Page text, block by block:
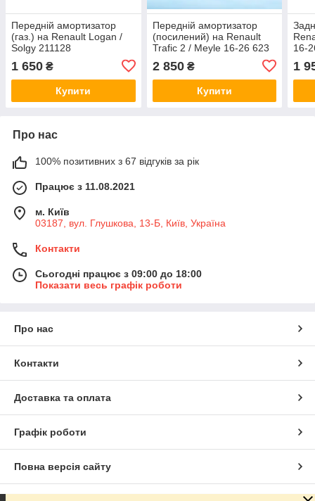
Передній амортизатор
(газ.) на Renault Logan /
Solgy 211128
1 650 ₴
Купити
Передній амортизатор
(посилений) на Renault
Trafic 2 / Meyle 16-26 623
2 850₴
Купити
16-
1
Про нас
100% позитивних з 67 відгуків за рік
Працює з 11.08.2021
м. Київ
03187, вул. Глушкова, 13-Б, Київ, Україна
Контакти
Сьогодні працює з 09:00 до 18:00
Показати весь графік роботи
Про нас
Контакти
Доставка та оплата
Графік роботи
Повна версія сайту